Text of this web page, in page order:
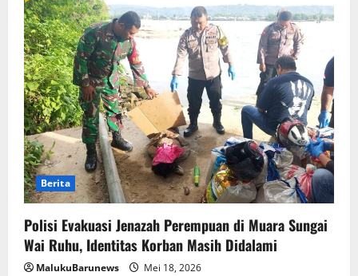
Berita
Polisi Evakuasi Jenazah Perempuan di Muara Sungai
Wai Ruhu, Identitas Korban Masih Didalami
MalukuBarunews Mei 18, 2026